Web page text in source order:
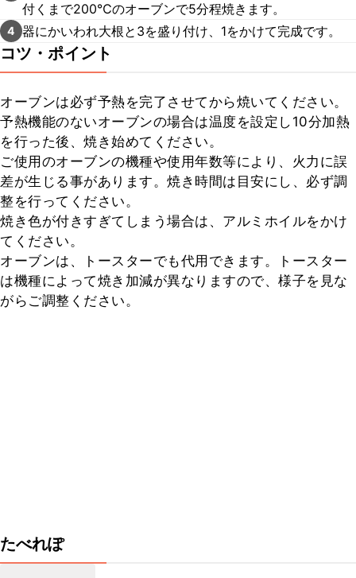
付くまで200℃のオーブンで5分程焼きます。
4 器にかいわれ大根と3を盛り付け、1をかけて完成です。
コツ・ポイント
オーブンは必ず予熱を完了させてから焼いてください。
予熱機能のないオーブンの場合は温度を設定し10分加熱
を行った後、焼き始めてください。
ご使用のオーブンの機種や使用年数等により、火力に誤
差が生じる事があります。焼き時間は目安にし、必ず調
整を行ってください。
焼き色が付きすぎてしまう場合は、アルミホイルをかけ
てください。
オーブンは、トースターでも代用できます。トースター
は機種によって焼き加減が異なりますので、様子を見な
がらご調整ください。
たべれぽ